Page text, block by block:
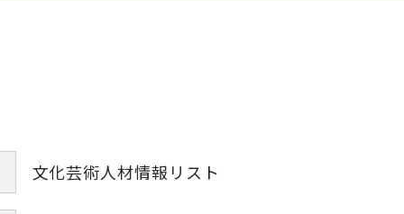
文化芸術人材情報リスト